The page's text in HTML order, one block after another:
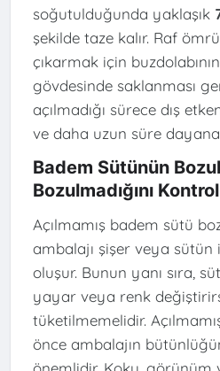
soğutulduğunda yaklaşık
şekilde taze kalır. Raf
çıkarmak için
gövdesinde saklanması
açılmadığı sürece dış
ve daha uzun süre
Badem Sütünün
Bozulmadığını
Açılmamış badem sütü
ambalajı şişer veya
oluşur. Bunun yanı sıra,
yayar veya renk
tüketilmemelidir.
önce ambalajın